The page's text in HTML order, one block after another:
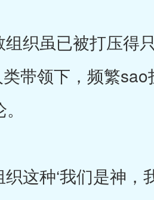
织虽已被打压得
带领下，频繁
这种‘我们是神，